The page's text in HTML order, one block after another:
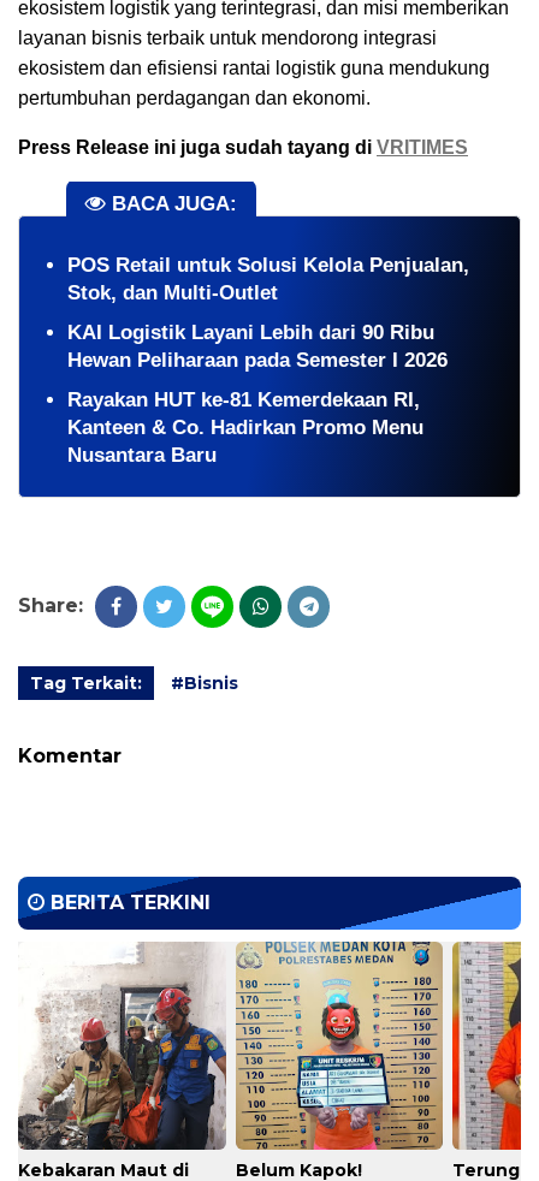
ekosistem logistik yang terintegrasi, dan misi memberikan
layanan bisnis terbaik untuk mendorong integrasi
ekosistem dan efisiensi rantai logistik guna mendukung
pertumbuhan perdagangan dan ekonomi.
Press Release ini juga sudah tayang di VRITIMES
BACA JUGA:
POS Retail untuk Solusi Kelola Penjualan,
Stok, dan Multi-Outlet
KAI Logistik Layani Lebih dari 90 Ribu
Hewan Peliharaan pada Semester I 2026
Rayakan HUT ke-81 Kemerdekaan RI,
Kanteen & Co. Hadirkan Promo Menu
Nusantara Baru
Share:
Tag Terkait: #Bisnis
Komentar
BERITA TERKINI
Kebakaran Maut di
Belum Kapok!